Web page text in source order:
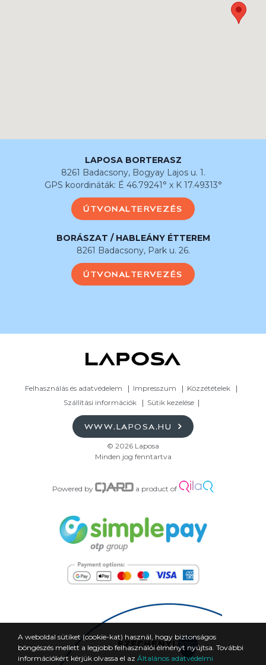
LAPOSA BORTERASZ
8261 Badacsony, Bogyay Lajos u. 1.
GPS koordináták: É 46.79241° x K 17.49313°
ÚTVONALTERVEZÉS
BORÁSZAT / HABLEÁNY ÉTTEREM
8261 Badacsony, Park u. 26.
ÚTVONALTERVEZÉS
Felhasználás és adatvédelem Impresszum
Közzétételek
Szállítási információk
Sütik kezelése
WWW.LAPOSA.HU
© 2026 Laposa
Minden jog fenntartva
Powered by a product of
A weboldal sütiket (cookie-kat) használ, hogy biztonságos
böngészés mellett a legjobb felhasználói élményt nyújtsa. További
információkért kérjük olvassa el az Általános adatvédelmi